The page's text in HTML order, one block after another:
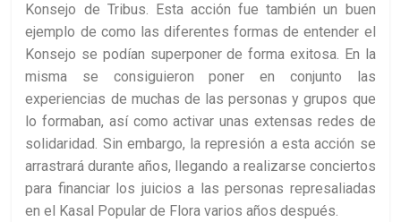
Konsejo de Tribus. Esta acción fue también un buen
ejemplo de como las diferentes formas de entender el
Konsejo se podían superponer de forma exitosa. En la
misma se consiguieron poner en conjunto las
experiencias de muchas de las personas y grupos que
lo formaban, así como activar unas extensas redes de
solidaridad. Sin embargo, la represión a esta acción se
arrastrará durante años, llegando a realizarse conciertos
para financiar los juicios a las personas represaliadas
en el Kasal Popular de Flora varios años después.